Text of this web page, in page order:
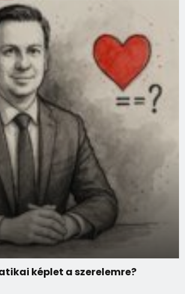
képlet a szerelemre?